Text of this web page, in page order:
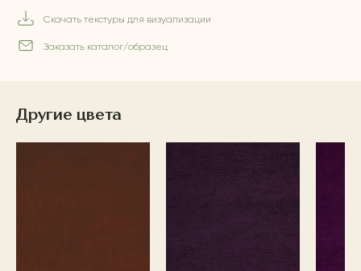
Скачать текстуры для визуализации
Заказать каталог/образец
Другие цвета